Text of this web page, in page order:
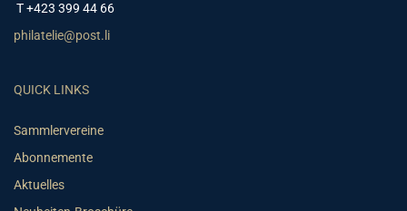
T +423 399 44 66
philatelie@post.li
QUICK LINKS
Sammlervereine
Abonnemente
Aktuelles